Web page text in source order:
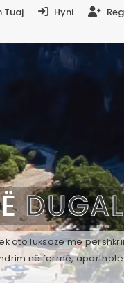
Tuaj Hyni
ato luksoze me
në fermë,